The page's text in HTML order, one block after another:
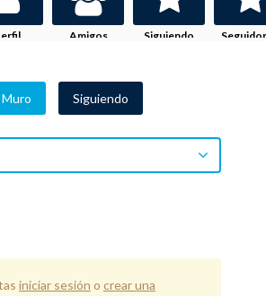
Amigos Siguiendo
Muro Siguiendo
iniciar sesión o crear una